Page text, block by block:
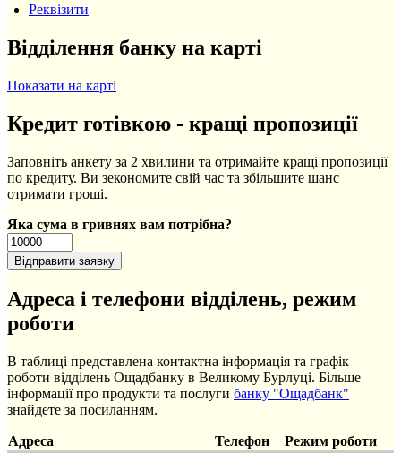
Реквізити
Відділення банку на карті
Показати на карті
Кредит готівкою - кращі пропозиції
Заповніть анкету за 2 хвилини та отримайте кращі пропозиції
по кредиту. Ви зекономите свій час та збільшите шанс
отримати гроші.
Яка сума в гривнях вам потрібна?
Адреса і телефони відділень, режим
роботи
В таблиці представлена контактна інформація та графік
роботи відділень Ощадбанку в Великому Бурлуці. Більше
інформації про продукти та послуги банку "Ощадбанк"
знайдете за посиланням.
Адреса Телефон
Режим роботи